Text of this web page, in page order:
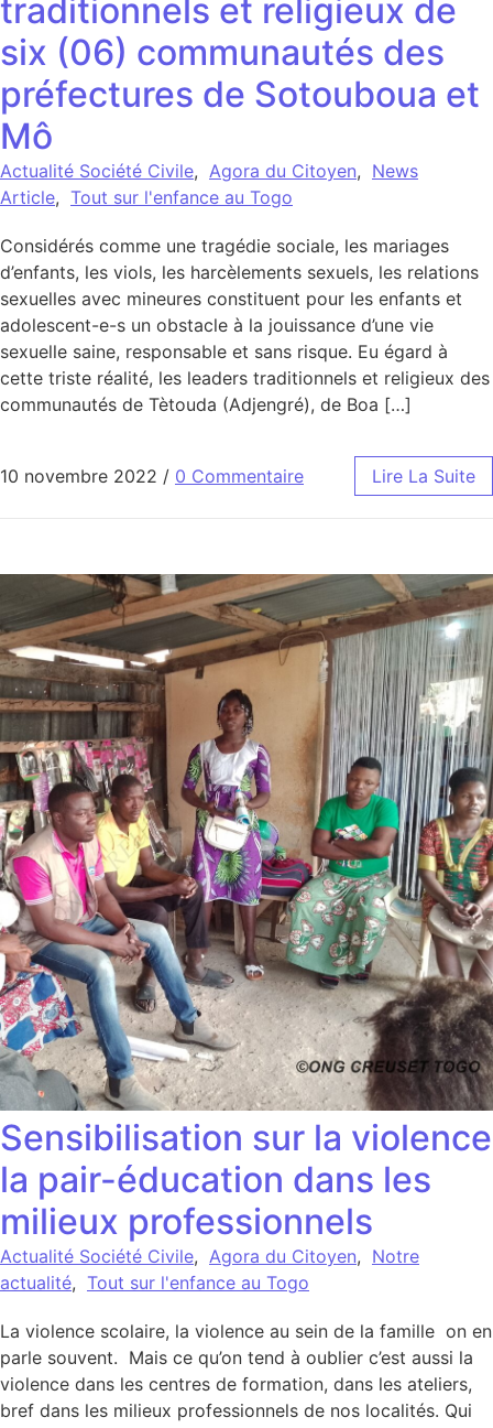
traditionnels et religieux de
six (06) communautés des
préfectures de Sotouboua et
Mô
Actualité Société Civile, Agora du Citoyen, News
Article, Tout sur l'enfance au Togo
Considérés comme une tragédie sociale, les mariages
d’enfants, les viols, les harcèlements sexuels, les relations
sexuelles avec mineures constituent pour les enfants et
adolescent-e-s un obstacle à la jouissance d’une vie
sexuelle saine, responsable et sans risque. Eu égard à
cette triste réalité, les leaders traditionnels et religieux des
communautés de Tètouda (Adjengré), de Boa […]
10 novembre 2022 / 0 Commentaire Lire La Suite
Sensibilisation sur la violence
la pair-éducation dans les
milieux professionnels
Actualité Société Civile, Agora du Citoyen, Notre
actualité, Tout sur l'enfance au Togo
La violence scolaire, la violence au sein de la famille on en
parle souvent. Mais ce qu’on tend à oublier c’est aussi la
violence dans les centres de formation, dans les ateliers,
bref dans les milieux professionnels de nos localités. Qui